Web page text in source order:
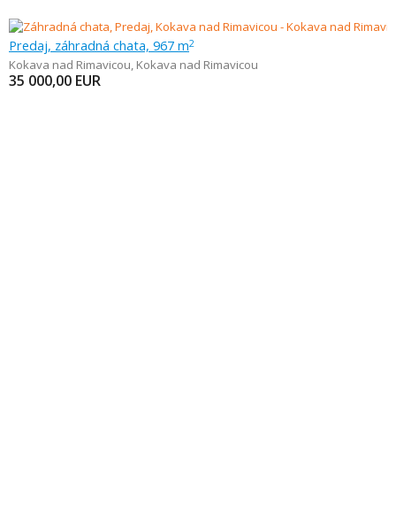
Predaj, záhradná chata, 967 m2
Kokava nad Rimavicou, Kokava nad Rimavicou
35 000,00 EUR